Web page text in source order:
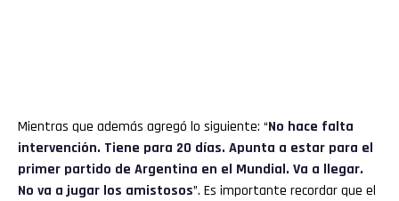
Mientras que además agregó lo siguiente: “No hace falta
intervención. Tiene para 20 días. Apunta a estar para el
primer partido de Argentina en el Mundial. Va a llegar.
No va a jugar los amistosos”. Es importante recordar que el